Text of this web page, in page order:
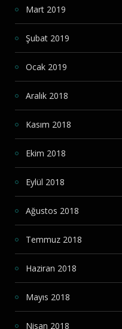
Mart 2019
Şubat 2019
Ocak 2019
Aralık 2018
Kasım 2018
Ekim 2018
Eylül 2018
Ağustos 2018
Temmuz 2018
Haziran 2018
Mayıs 2018
Nisan 2018